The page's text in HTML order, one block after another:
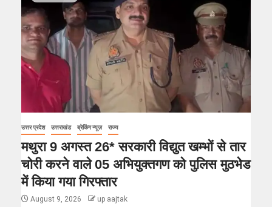
उत्तर प्रदेश उत्तराखंड ब्रेकिंग न्यूज़ राज्य
मथुरा 9 अगस्त 26* सरकारी विद्युत खम्भों से तार
चोरी करने वाले 05 अभियुक्तगण को पुलिस मुठभेड
में किया गया गिरफ्तार
August 9, 2026 up aajtak